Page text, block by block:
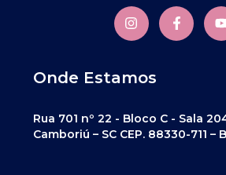
Onde Estamos
Rua 701 nº 22 - Bloco C - Sala
Camboriú – SC CEP. 88330-711 –